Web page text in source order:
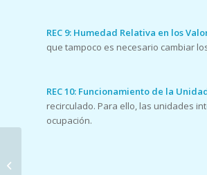
REC 9: Humedad Relativa en los
que tampoco es necesario cambiar
REC 10: Funcionamiento de la
recirculado. Para ello, las unidades
ocupación.